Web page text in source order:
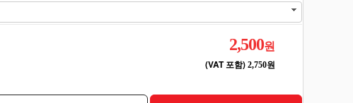
2,500원
(VAT 포함) 2,750원